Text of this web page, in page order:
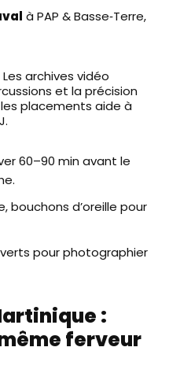
à PAP & Basse‑Terre,
Les archives vidéo
et la précision
placements aide à
60–90 min avant le
bouchons d’oreille pour
pour photographier
:
ferveur